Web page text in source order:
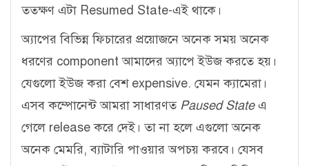
ততক্ষণ এটা Resumed State-এই থাকে।
অ্যাপের বিভিন্ন ফিচারের প্রয়োজনে অনেক সময় অনেক
ধরণের component আমাদের অ্যাপে ইউজ করতে হয়।
যেগুলো ইউজ করা বেশ expensive. যেমন ক্যামেরা।
এসব কম্পোনেন্ট আমরা সাধারণত Paused Stateএ
গেলে release করে দেই। তা না হলে এগুলো অনেক
অনেক মেমরি, ব্যাটারি পাওয়ার অপচয় করবে। যেসব